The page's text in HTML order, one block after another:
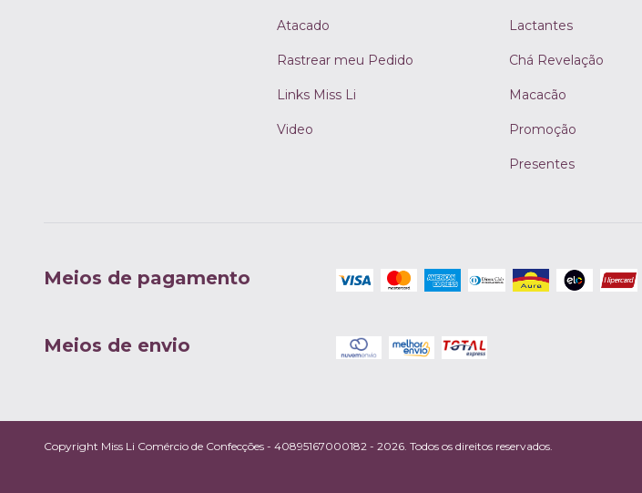
Atacado
Rastrear meu Pedido
Links Miss Li
Video
Lactantes
Chá Revelação
Macacão
Promoção
Presentes
Meios de pagamento
Meios de envio
Copyright Miss Li Comércio de Confecções - 40895167000182 - 2026. Todos os direitos reservados.